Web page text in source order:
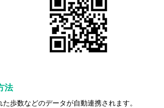
法
歩数などのデータが自動連携されます。